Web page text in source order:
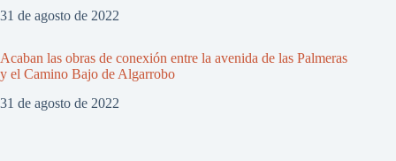
31 de agosto de 2022
Acaban las obras de conexión entre la avenida de las Palmeras
y el Camino Bajo de Algarrobo
31 de agosto de 2022